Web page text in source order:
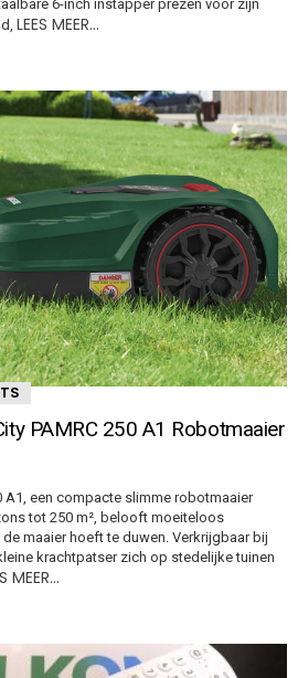
6-inch instapper prezen voor zijn
LEES MEER…
PAMRC 250 A1 Robotmaaier
A1, een compacte slimme robotmaaier
tot 250 m², belooft moeiteloos
maaier hoeft te duwen. Verkrijgbaar bij
krachtpatser zich op stedelijke tuinen
MEER…